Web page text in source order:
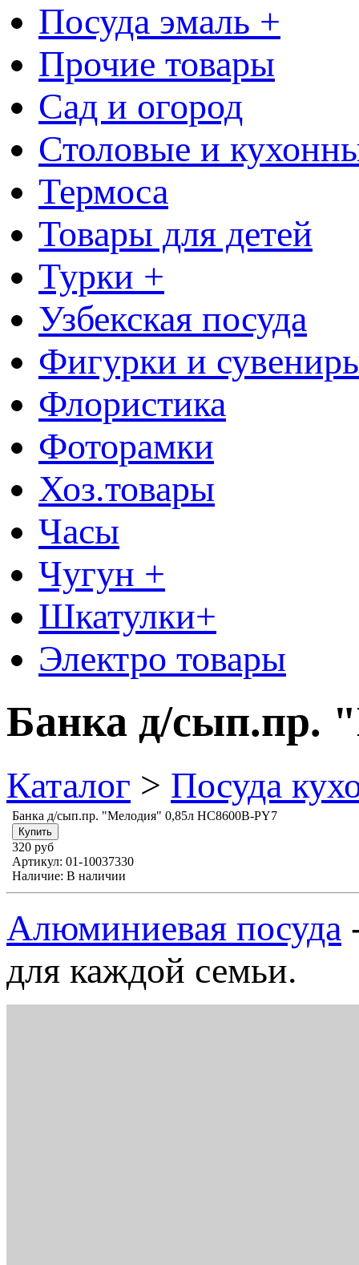
Посуда эмаль +
Прочие товары
Сад и огород
Столовые и
Термоса
Товары для детей
Турки +
Узбекская посуда
Фигурки и
Флористика
Фоторамки
Хоз.товары
Часы
Чугун +
Шкатулки+
Электро товары
Банка д/сып.пр.
Каталог > Посуда
Банка д/сып.пр. "Мелодия" 0,85л НС8600В-PY7
320 руб
Артикул: 01-10037330
Наличие: В наличии
Алюминиевая посуда
для каждой семьи.